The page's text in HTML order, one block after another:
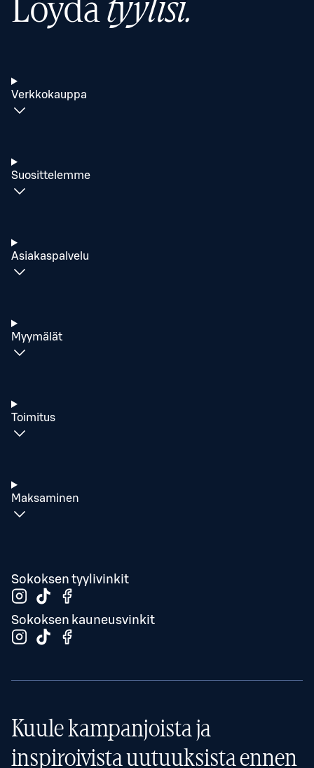
Löydätyylisi.
Verkkokauppa
Suosittelemme
Asiakaspalvelu
Myymälät
Toimitus
Maksaminen
Sokoksen tyylivinkit
Sokoksen kauneusvinkit
Kuule kampanjoista ja
inspiroivista uutuuksista ennen